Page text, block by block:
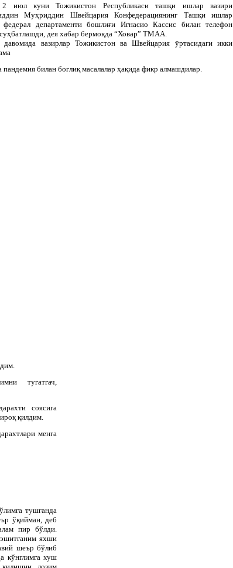
2 июл куни Тожикистон Республикаси ташқи ишлар вазири
Муҳриддин Швейцария Конфедерациянинг Ташқи ишлар
федерал департаменти бошлиғи Игнасио Кассис билан телефон
дея хабар бермоқда “Ховар” ТМАА.
давомида вазирлар Тожикистон ва Швейцария ӯртасидаги икки
пандемия билан боғлиқ масалалар ҳақида фикр алмашдилар.
тугатгач,
соясига
қилдим.
менга
тушганда
ўқийман, деб
пир бўлди.
яхши
шеър бўлиб
кўнглимга хуш